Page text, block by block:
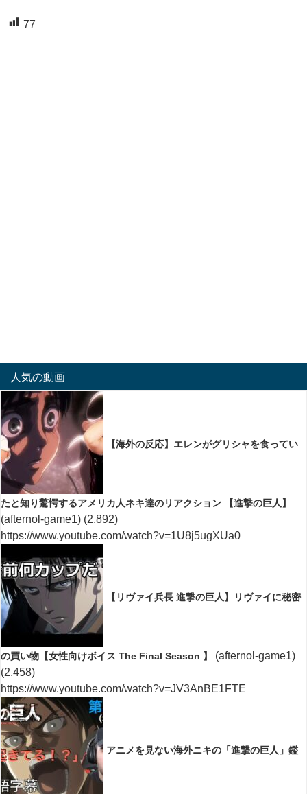
77
人気の動画
【海外の反応】エレンがグリシャを食ってい
たと知り驚愕するアメリカ人ネキ達のリアクション 【進撃の巨人】
(afternol-game1) (2,892)
https://www.youtube.com/watch?v=1U8j5ugXUa0
【リヴァイ兵長 進撃の巨人】リヴァイに秘密
の買い物【女性向けボイス The Final Season 】
(afternol-game1)
(2,458)
https://www.youtube.com/watch?v=JV3AnBE1FTE
アニメを見ない海外ニキの「進撃の巨人」鑑